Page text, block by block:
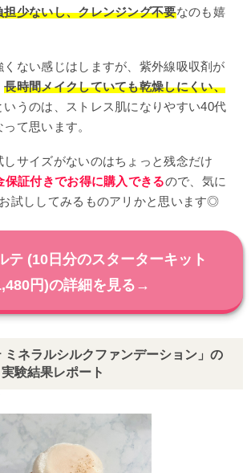
少ないし、クレンジング不要なのも嬉
くない感じはしますが、紫外線吸収剤が
長時間メイクしていても乾燥しにくい、
いうのは、ストレス肌になりやすい40代
て思います。
サイズがないのはちょっと残念だけ
保証付きでお得に購入できるので、気に
試ししてみるものアリかと思います◎
テ (10日分のスターターキット
円)の詳細を見る→
ミネラルシルクファンデーション」の
験結果レポート